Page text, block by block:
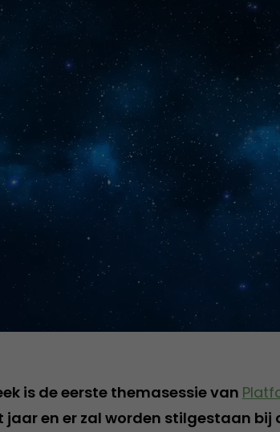
is de eerste themasessie van
jaar en er zal worden stilgestaan